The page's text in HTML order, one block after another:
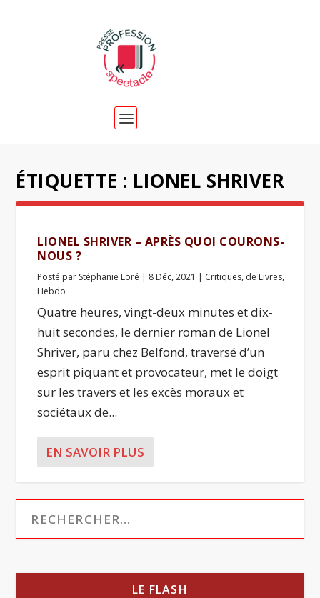
ÉTIQUETTE : LIONEL SHRIVER
LIONEL SHRIVER – APRÈS QUOI COURONS-
NOUS ?
Posté par Stéphanie Loré | 8 Déc, 2021 | Critiques, de Livres,
Hebdo
Quatre heures, vingt-deux minutes et dix-
huit secondes, le dernier roman de Lionel
Shriver, paru chez Belfond, traversé d’un
esprit piquant et provocateur, met le doigt
sur les travers et les excès moraux et
sociétaux de...
EN SAVOIR PLUS
LE FLASH